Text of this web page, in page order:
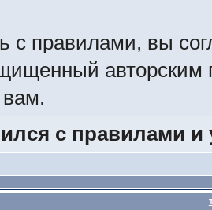
с правилами, вы
авторским
с правилами